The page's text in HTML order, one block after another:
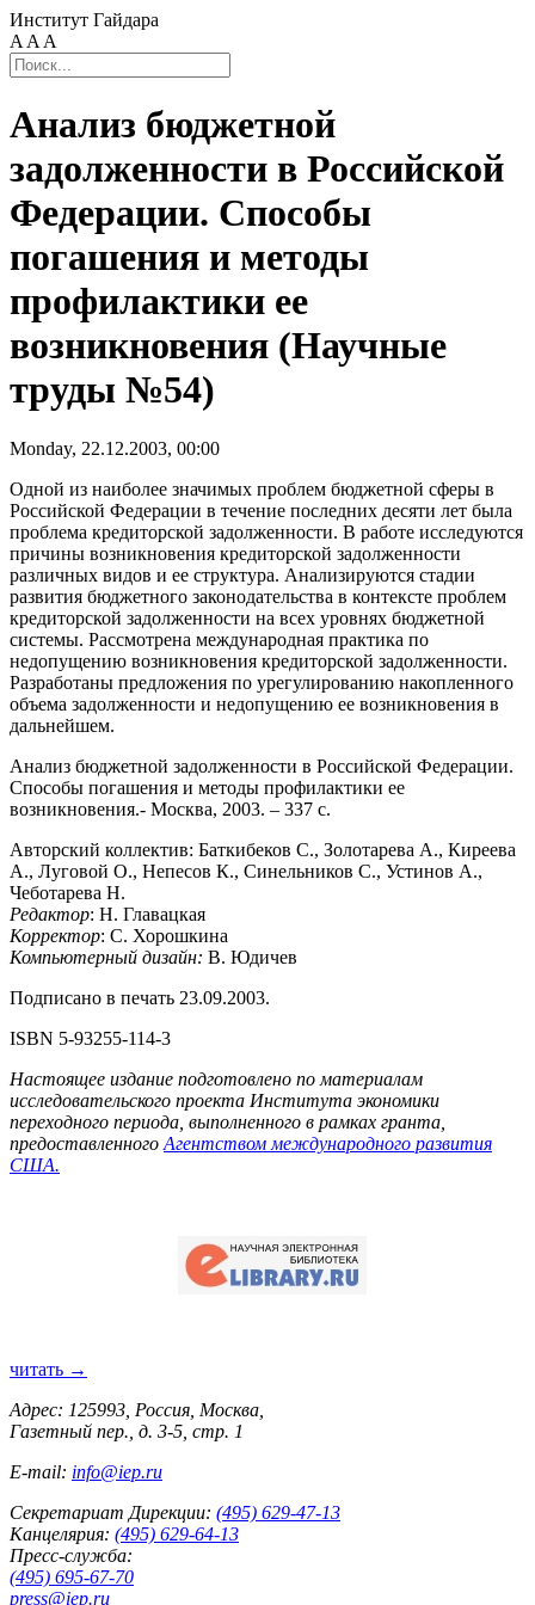
Институт Гайдара
A A A
Анализ бюджетной
задолженности в Российской
Федерации. Способы
погашения и методы
профилактики ее
возникновения (Научные
труды №54)
Monday, 22.12.2003, 00:00
Одной из наиболее значимых проблем бюджетной сферы в
Российской Федерации в течение последних десяти лет была
проблема кредиторской задолженности. В работе исследуются
причины возникновения кредиторской задолженности
различных видов и ее структура. Анализируются стадии
развития бюджетного законодательства в контексте проблем
кредиторской задолженности на всех уровнях бюджетной
системы. Рассмотрена международная практика по
недопущению возникновения кредиторской задолженности.
Разработаны предложения по урегулированию накопленного
объема задолженности и недопущению ее возникновения в
дальнейшем.
Анализ бюджетной задолженности в Российской Федерации.
Способы погашения и методы профилактики ее
возникновения.- Москва, 2003. – 337 с.
Авторский коллектив: Баткибеков С., Золотарева А., Киреева
А., Луговой О., Непесов К., Синельников С., Устинов А.,
Чеботарева Н.
Редактор: Н. Главацкая
Корректор: С. Хорошкина
Компьютерный дизайн: В. Юдичев
Подписано в печать 23.09.2003.
ISBN 5-93255-114-3
Настоящее издание подготовлено по материалам
исследовательского проекта Института экономики
переходного периода, выполненного в рамках гранта,
предоставленного Агентством международного развития
США.
читать →
Адрес: 125993, Россия, Москва,
Газетный пер., д. 3-5, стр. 1
E-mail: info@iep.ru
Секретариат Дирекции: (495) 629-47-13
Канцелярия: (495) 629-64-13
Пресс-служба:
(495) 695-67-70
press@iep.ru